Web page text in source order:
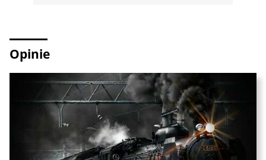
Opinie